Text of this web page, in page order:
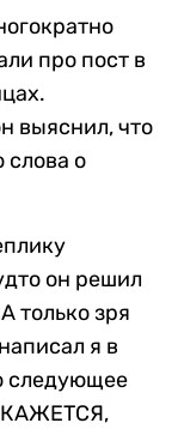
про пост в
выяснил, что
слова о
он решил
только зря
я в
следующее
КАЖЕТСЯ,